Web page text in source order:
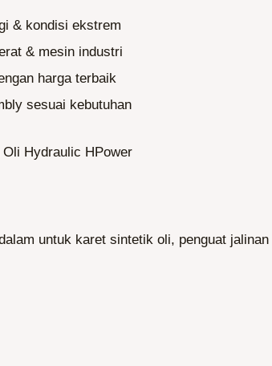
& kondisi ekstrem
& mesin industri
harga terbaik
sesuai kebutuhan​
Hydraulic HPower
untuk karet sintetik oli, penguat